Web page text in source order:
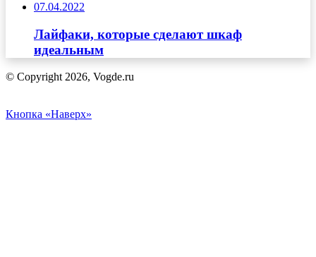
07.04.2022
Лайфаки, которые сделают шкаф
идеальным
© Copyright 2026, Vogde.ru
Кнопка «Наверх»